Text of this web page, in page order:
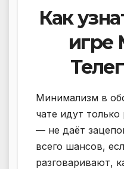
Как
игре
Минимализм в
чате идут
— не даёт
всего шансов,
разговаривают,